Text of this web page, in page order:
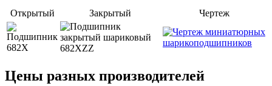
Открытый Закрытый Чертеж
Цены разных производителей